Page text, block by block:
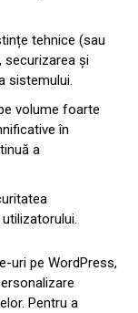
tehnice (sau
securizarea și
sistemului.
volume foarte
în
a
uri pe WordPress,
Pentru a